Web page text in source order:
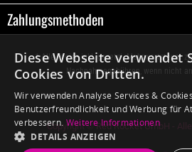
Zahlungsmethoden
* Alle Preise inkl. gesetzl. Mehrwertsteuer
Nachnahmegebühren, wenn nicht
Copyright © Red Rocket GmbH -
Diese Webseite verwendet
Cookies von Dritten.
Wir verwenden Analyse Services &
Benutzerfreundlichkeit und Werbung für
verbessern. Weitere Informationen
DETAILS ANZEIGEN